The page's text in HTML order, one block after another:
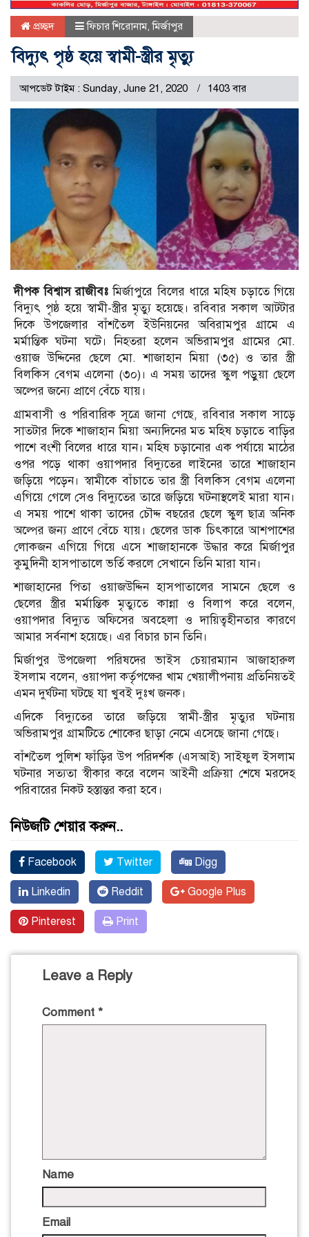
প্রচ্ছদ ফিচার শিরোনাম,মির্জাপুর
বিদ্যুৎ পৃষ্ঠ হয়ে স্বামী-স্ত্রীর মৃত্যু
আপডেট টাইম : Sunday, June 21, 2020 1403 বার
দীপক বিশ্বাস রাজীবঃ মির্জাপুরে বিলের ধারে মহিষ চড়াতে গিয়ে
বিদ্যুৎ পৃষ্ঠ হয়ে স্বামী-স্ত্রীর মৃত্যু হয়েছে। রবিবার সকাল আটটার
দিকে উপজেলার বাঁশতৈল ইউনিয়নের অবিরামপুর গ্রামে এ
মর্মান্তিক ঘটনা ঘটে। নিহতরা হলেন অভিরামপুর গ্রামের মো.
ওয়াজ উদ্দিনের ছেলে মো. শাজাহান মিয়া (৩৫) ও তার স্ত্রী
বিলকিস বেগম এলেনা (৩০)। এ সময় তাদের স্কুল পড়ুয়া ছেলে
অল্পের জন্যে প্রাণে বেঁচে যায়।
গ্রামবাসী ও পরিবারিক সূত্রে জানা গেছে, রবিবার সকাল সাড়ে
সাতটার দিকে শাজাহান মিয়া অন্যদিনের মত মহিষ চড়াতে বাড়ির
পাশে বংশী বিলের ধারে যান। মহিষ চড়ানোর এক পর্যায়ে মাঠের
ওপর পড়ে থাকা ওয়াপদার বিদ্যুতের লাইনের তারে শাজাহান
জড়িয়ে পড়েন। স্বামীকে বাঁচাতে তার স্ত্রী বিলকিস বেগম এলেনা
এগিয়ে গেলে সেও বিদ্যুতের তারে জড়িয়ে ঘটনাস্থলেই মারা যান।
এ সময় পাশে থাকা তাদের চৌদ্দ বছরের ছেলে স্কুল ছাত্র অনিক
অল্পের জন্য প্রাণে বেঁচে যায়। ছেলের ডাক চিৎকারে আশপাশের
লোকজন এগিয়ে গিয়ে এসে শাজাহানকে উদ্ধার করে মির্জাপুর
কুমুদিনী হাসপাতালে ভর্তি করলে সেখানে তিনি মারা যান।
শাজাহানের পিতা ওয়াজউদ্দিন হাসপাতালের সামনে ছেলে ও
ছেলের স্ত্রীর মর্মান্তিক মৃত্যুতে কান্না ও বিলাপ করে বলেন,
ওয়াপদার বিদ্যুত অফিসের অবহেলা ও দায়িত্বহীনতার কারণে
আমার সর্বনাশ হয়েছে। এর বিচার চান তিনি।
মির্জাপুর উপজেলা পরিষদের ভাইস চেয়ারম্যান আজাহারুল
ইসলাম বলেন, ওয়াপদা কর্তৃপক্ষের খাম খেয়ালীপনায় প্রতিনিয়তই
এমন দুর্ঘটনা ঘটছে যা খুবই দুঃখ জনক।
এদিকে বিদ্যুতের তারে জড়িয়ে স্বামী-স্ত্রীর মৃত্যুর ঘটনায়
অভিরামপুর গ্রামটিতে শোকের ছাড়া নেমে এসেছে জানা গেছে।
বাঁশতৈল পুলিশ ফাঁড়ির উপ পরিদর্শক (এসআই) সাইফুল ইসলাম
ঘটনার সত্যতা স্বীকার করে বলেন আইনী প্রক্রিয়া শেষে মরদেহ
পরিবারের নিকট হস্তান্তর করা হবে।
নিউজটি শেয়ার করুন..
Facebook Twitter Digg
Linkedin Reddit Google Plus
Pinterest Print
Leave a Reply
Comment *
Name
Email